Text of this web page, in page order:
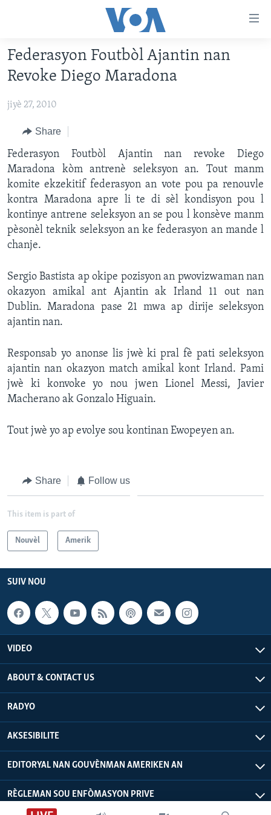
Skip
to
main
Skip
Navigation
Skip
to
Search
AMERIK LATIN
ENTÈNASYONAL
VIDEO
FLASHPOINT IKRÈN
Learning English
SUIV NOU
Languages
Federasyon Foutbòl Ajantin nan
Revoke Diego Maradona
jiyè 27, 2010
Share
Federasyon Foutbòl Ajantin nan revoke Diego
Maradona kòm antrenè seleksyon an. Tout manm
komite ekzekitif federasyon an vote pou pa renouvle
kontra Maradona apre li te di sèl kondisyon pou l
kontinye antrene seleksyon an se pou l konsève manm
pèsonèl teknik seleksyon an ke federasyon an mande l
chanje.
Sergio Bastista ap okipe pozisyon an pwovizwaman nan
okazyon amikal ant Ajantin ak Irland 11 out nan
Dublin. Maradona pase 21 mwa ap dirije seleksyon
ajantin nan.
Responsab yo anonse lis jwè ki pral fè pati seleksyon
ajantin nan okazyon match amikal kont Irland. Pami
jwè ki konvoke yo nou jwen Lionel Messi, Javier
Macherano ak Gonzalo Higuain.
Tout jwè yo ap evolye sou kontinan Ewopeyen an.
Share Follow us
This item is part of
Nouvèl Amerik
SUIV NOU
VIDEO
ABOUT & CONTACT US
RADYO
AKSESIBILITE
EDITORYAL NAN GOUVÈNMAN AMERIKEN AN
RÈGLEMAN SOU ENFÒMASYON PRIVE